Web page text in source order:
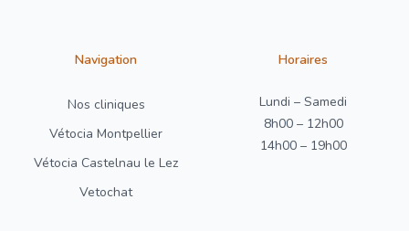
Navigation
Nos cliniques
Vétocia Montpellier
Vétocia Castelnau le Lez
Vetochat
Horaires
Lundi – Samedi
8h00 – 12h00
14h00 – 19h00